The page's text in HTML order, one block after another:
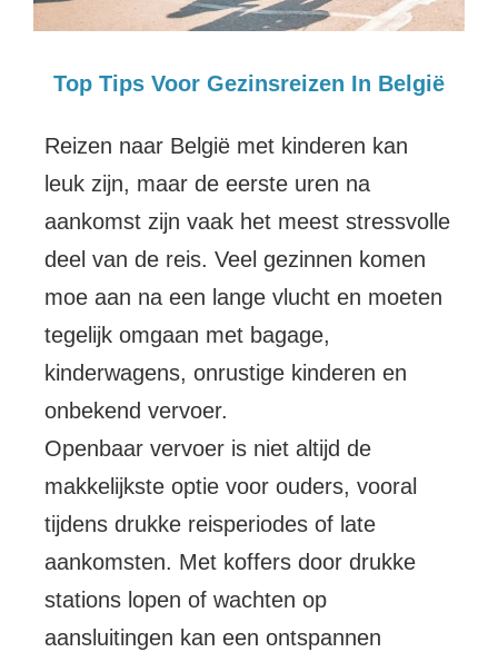
Top Tips Voor Gezinsreizen In België
Reizen naar België met kinderen kan
leuk zijn, maar de eerste uren na
aankomst zijn vaak het meest stressvolle
deel van de reis. Veel gezinnen komen
moe aan na een lange vlucht en moeten
tegelijk omgaan met bagage,
kinderwagens, onrustige kinderen en
onbekend vervoer.
Openbaar vervoer is niet altijd de
makkelijkste optie voor ouders, vooral
tijdens drukke reisperiodes of late
aankomsten. Met koffers door drukke
stations lopen of wachten op
aansluitingen kan een ontspannen